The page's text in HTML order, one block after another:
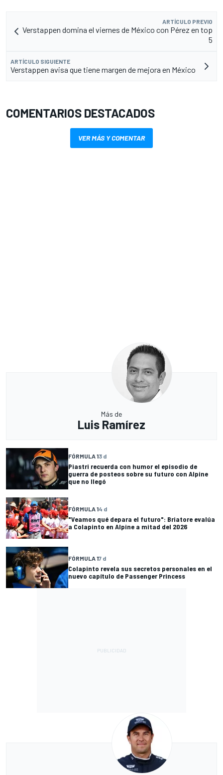
ARTÍCULO PREVIO
Verstappen domina el viernes de México con Pérez en top
5
ARTÍCULO SIGUIENTE
Verstappen avisa que tiene margen de mejora en México
COMENTARIOS DESTACADOS
VER MÁS Y COMENTAR
Más de
Luis Ramírez
FÓRMULA 13 d
Piastri recuerda con humor el episodio de
guerra de posteos sobre su futuro con Alpine
que no llegó
FÓRMULA 14 d
"Veamos qué depara el futuro": Briatore evalúa
a Colapinto en Alpine a mitad del 2026
FÓRMULA 17 d
Colapinto revela sus secretos personales en el
nuevo capítulo de Passenger Princess